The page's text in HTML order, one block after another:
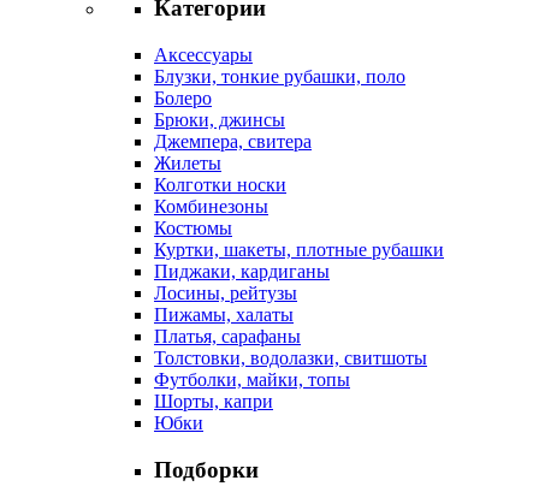
Категории
Аксессуары
Блузки, тонкие рубашки, поло
Болеро
Брюки, джинсы
Джемпера, свитера
Жилеты
Колготки носки
Комбинезоны
Костюмы
Куртки, шакеты, плотные рубашки
Пиджаки, кардиганы
Лосины, рейтузы
Пижамы, халаты
Платья, сарафаны
Толстовки, водолазки, свитшоты
Футболки, майки, топы
Шорты, капри
Юбки
Подборки